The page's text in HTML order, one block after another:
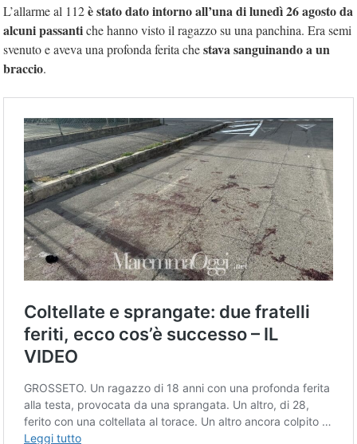
L’allarme al 112è stato dato intorno all’una di lunedì 26 agosto da
alcuni passantiche hanno visto il ragazzo su una panchina. Era semi
svenuto e aveva una profonda ferita chestava sanguinando a un
braccio.